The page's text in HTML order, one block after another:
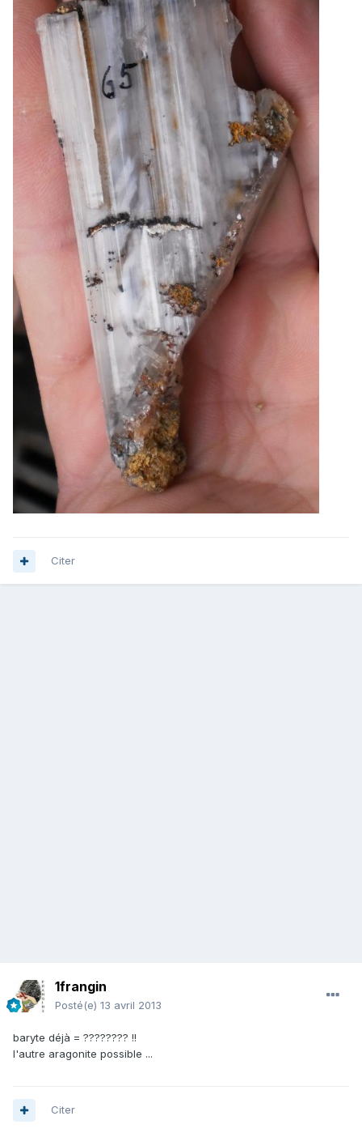
Citer
1frangin
Posté(e) 13 avril 2013
baryte déjà = ???????? !!
l'autre aragonite possible ...
Citer